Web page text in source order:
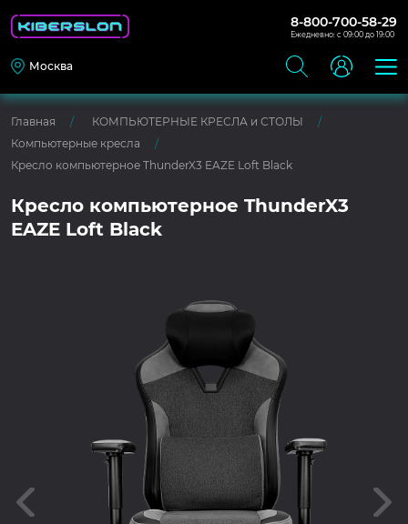
8-800-700-58-29
Ежедневно: с 09:00 до 19:00
Москва
Главная
КОМПЬЮТЕРНЫЕ КРЕСЛА и СТОЛЫ
Компьютерные кресла
Кресло компьютерное ThunderX3 EAZE Loft Black
Кресло компьютерное ThunderX3
EAZE Loft Black